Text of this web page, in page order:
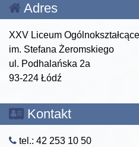
Adres
XXV Liceum Ogólnokształcące
im. Stefana Żeromskiego
ul. Podhalańska 2a
93-224 Łódź
Kontakt
tel.: 42 253 10 50